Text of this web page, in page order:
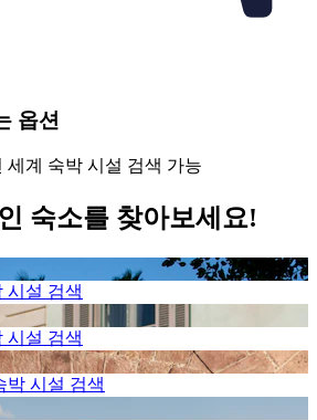
옵션
세계 숙박 시설 검색 가능
숙소를 찾아보세요!
시설 검색
시설 검색
박 시설 검색